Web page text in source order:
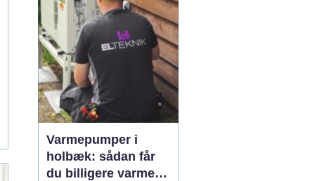
indskrivninger eller
komplekse borgersager
presser d...
Varmepumper i
holbæk: sådan får
du billigere varme